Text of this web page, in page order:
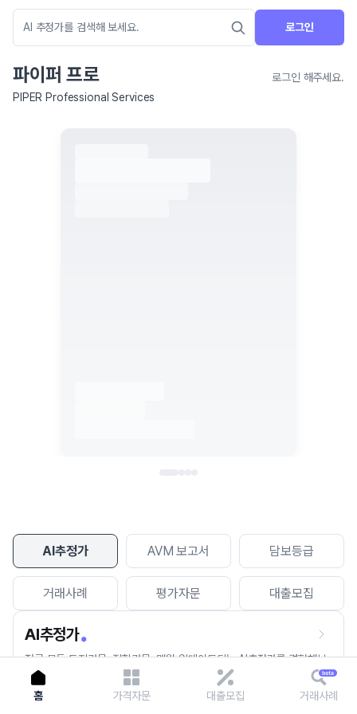
로그인
파이퍼 프로
로그인 해주세요.
PIPER Professional Services
AI추정가 AVM 보고서 담보등급
거래사례 평가자문 대출모집
AI추정가
전국 모든 토지건물, 집합건물, 매월 업데이트되는 AI추정가를 경험해보
세요.
홈 가격자문 대출모집 거래사례